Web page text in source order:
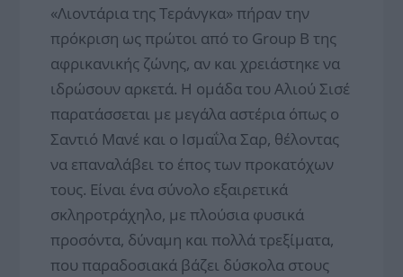
«Λιοντάρια της Τεράνγκα» πήραν την
πρόκριση ως πρώτοι από το Group B της
αφρικανικής ζώνης, αν και χρειάστηκε να
ιδρώσουν αρκετά. Η ομάδα του Αλιού Σισέ
παρατάσσεται με μεγάλα αστέρια όπως ο
Σαντιό Μανέ και ο Ισμαΐλα Σαρ, θέλοντας
να επαναλάβει το έπος των προκατόχων
τους. Είναι ένα σύνολο εξαιρετικά
σκληροτράχηλο, με πλούσια φυσικά
προσόντα, δύναμη και πολλά τρεξίματα,
που παραδοσιακά βάζει δύσκολα στους